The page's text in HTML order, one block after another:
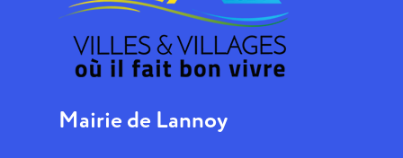
Mairie de Lannoy